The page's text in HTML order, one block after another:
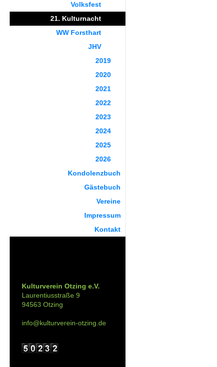
Volksfest
21. Kulturnacht
WW Forsthart
JHV
2019
2020
2021
2022
2023
2024
2025
2026
Kondolenzbuch
Gästebuch
Vereine
Impressum
Kontakt
Kulturverein Otzing e.V.
Laurentiusstraße 9
94563 Otzing
info@kulturverein-otzing.de